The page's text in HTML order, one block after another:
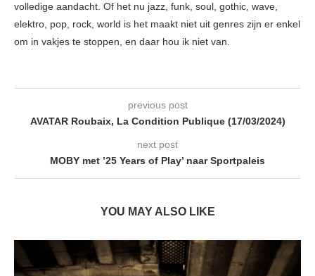
volledige aandacht. Of het nu jazz, funk, soul, gothic, wave,
elektro, pop, rock, world is het maakt niet uit genres zijn er enkel
om in vakjes te stoppen, en daar hou ik niet van.
previous post
AVATAR Roubaix, La Condition Publique (17/03/2024)
next post
MOBY met ’25 Years of Play’ naar Sportpaleis
YOU MAY ALSO LIKE